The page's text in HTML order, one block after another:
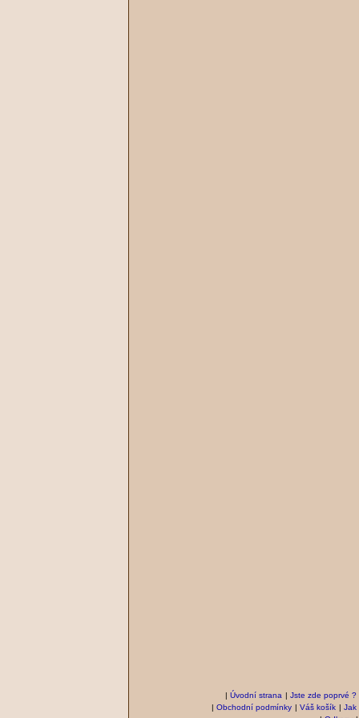
| Úvodní strana | Jste zde poprvé ?
| Obchodní podmínky | Váš košík | Jak